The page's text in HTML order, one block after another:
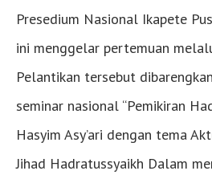
Presedium Nasional Ikapete
ini menggelar pertemuan
Pelantikan tersebut
seminar nasional “Pemikiran
Hasyim Asy’ari dengan tema
Jihad Hadratussyaikh Dalam